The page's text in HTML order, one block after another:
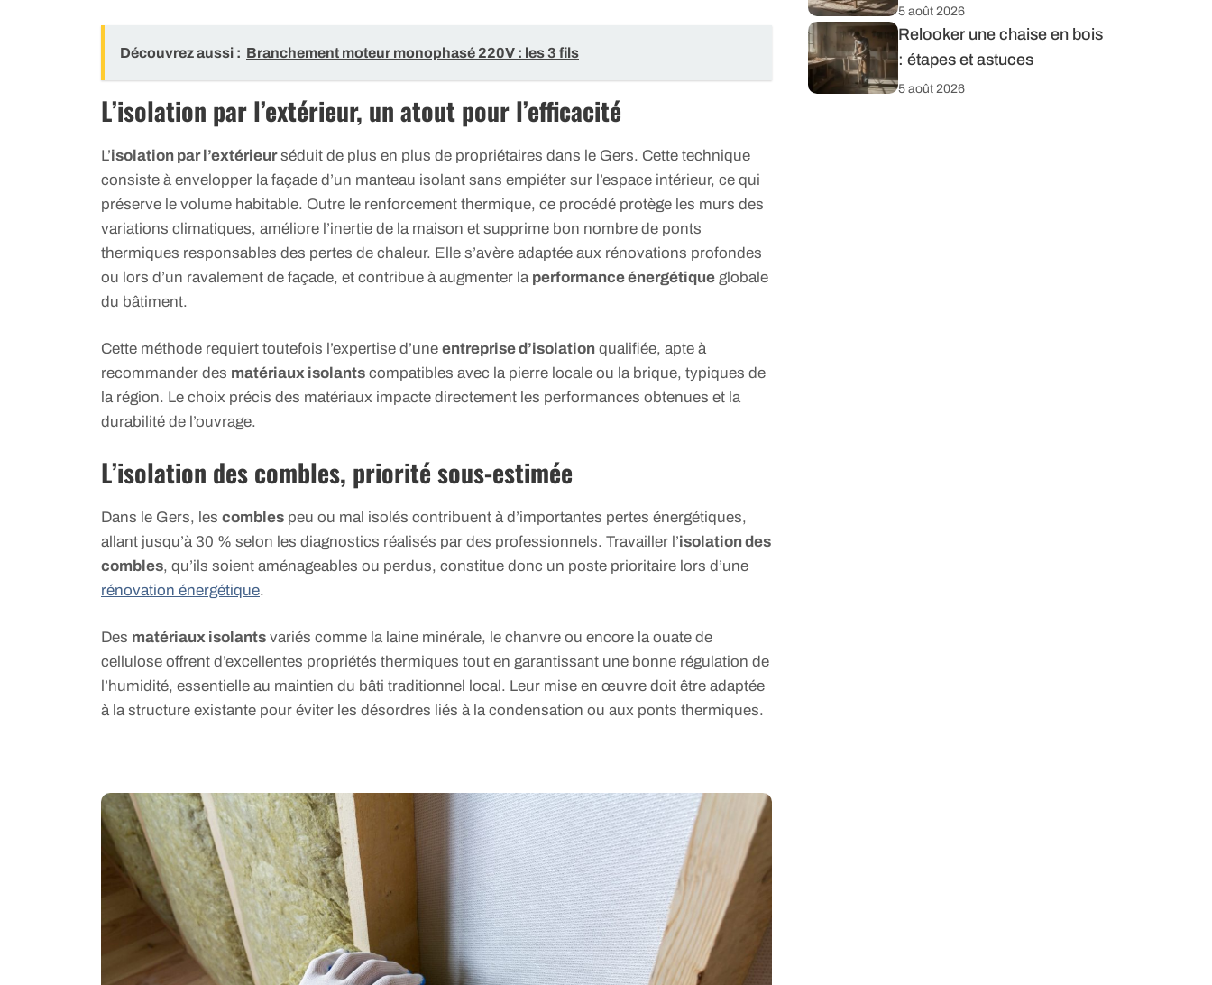
Découvrez aussi : Branchement moteur monophasé 220V : les 3 fils
L’isolation par l’extérieur, un atout pour l’efficacité
L’isolation par l’extérieurséduit de plus en plus de propriétaires dans le Gers. Cette technique
consiste à envelopper la façade d’un manteau isolant sans empiéter sur l’espace intérieur, ce qui
préserve le volume habitable. Outre le renforcement thermique, ce procédé protège les murs des
variations climatiques, améliore l’inertie de la maison et supprime bon nombre de ponts
thermiques responsables des pertes de chaleur. Elle s’avère adaptée aux rénovations profondes
ou lors d’un ravalement de façade, et contribue à augmenter la performance énergétique globale
du bâtiment.
Cette méthode requiert toutefois l’expertise d’une entreprise d’isolation qualifiée, apte à
recommander des matériaux isolants compatibles avec la pierre locale ou la brique, typiques de
la région. Le choix précis des matériaux impacte directement les performances obtenues et la
durabilité de l’ouvrage.
L’isolation des combles, priorité sous-estimée
Dans le Gers, les combles peu ou mal isolés contribuent à d’importantes pertes énergétiques,
allant jusqu’à 30 % selon les diagnostics réalisés par des professionnels. Travailler l’isolation des
combles, qu’ils soient aménageables ou perdus, constitue donc un poste prioritaire lors d’une
rénovation énergétique.
Des matériaux isolants variés comme la laine minérale, le chanvre ou encore la ouate de
cellulose offrent d’excellentes propriétés thermiques tout en garantissant une bonne régulation de
l’humidité, essentielle au maintien du bâti traditionnel local. Leur mise en œuvre doit être adaptée
à la structure existante pour éviter les désordres liés à la condensation ou aux ponts thermiques.
5 août 2026
Relooker une chaise en bois
: étapes et astuces
5 août 2026